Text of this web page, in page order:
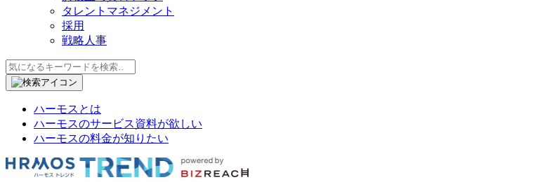
タレントマネジメント
採用
戦略人事
ハーモスとは
ハーモスのサービス資料が欲しい
ハーモスの料金が知りたい